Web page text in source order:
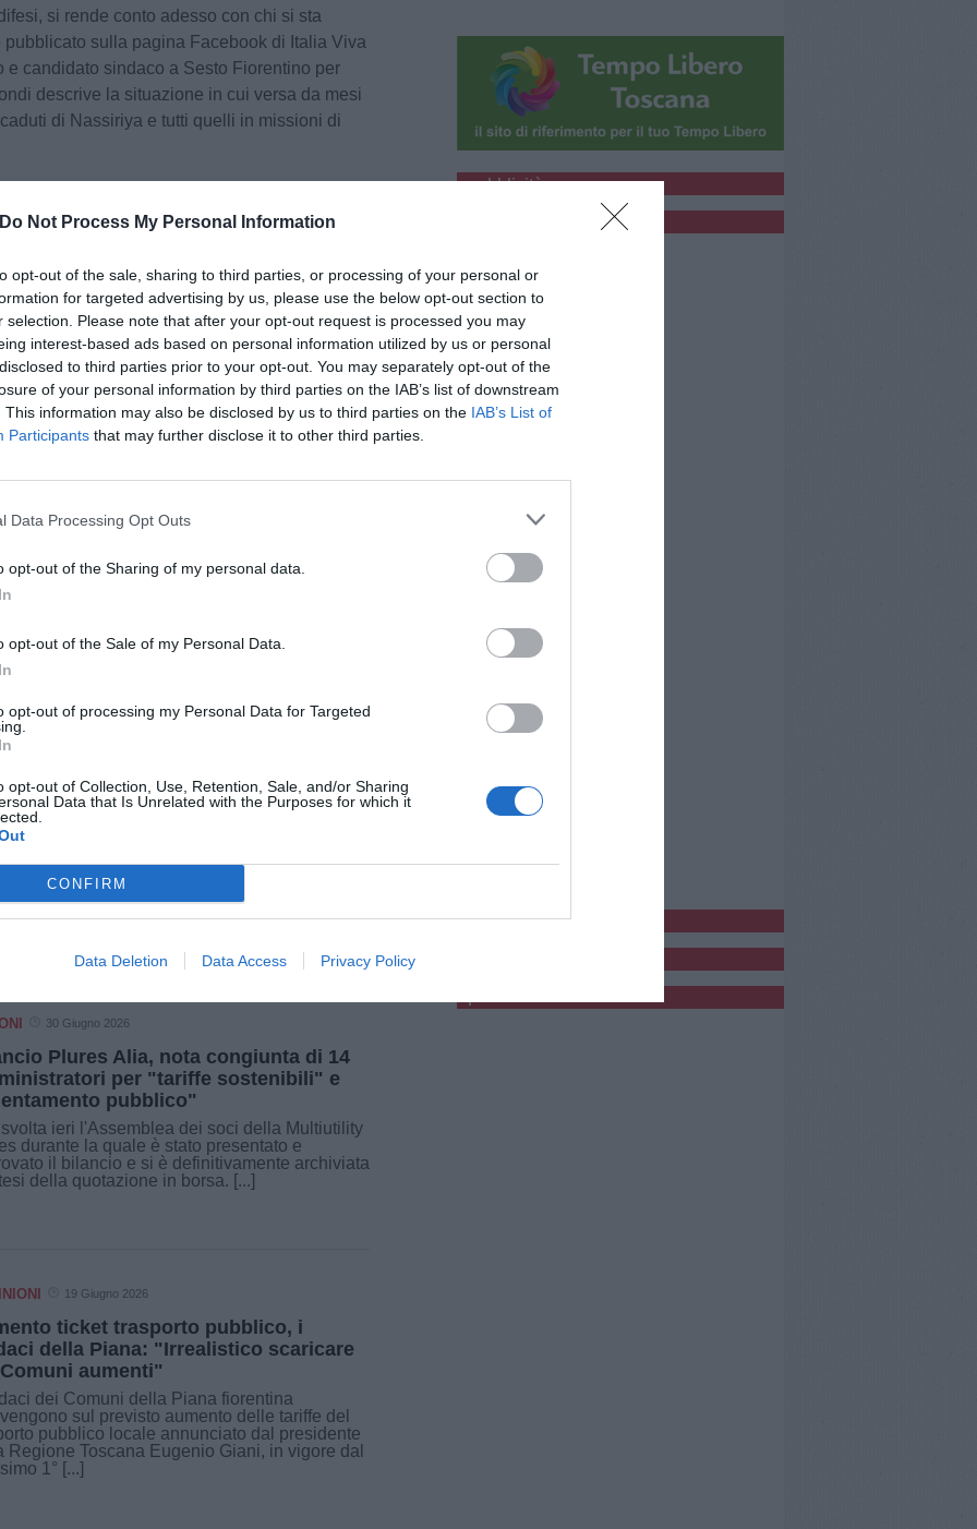
Do Not Process My Personal Information
opt-out of the sale, sharing to third parties, or processing of your personal or
for targeted advertising by us, please use the below opt-out section to
selection. Please note that after your opt-out request is processed you may
interest-based ads based on personal information utilized by us or personal
to third parties prior to your opt-out. You may separately opt-out of the
of your personal information by third parties on the IAB’s list of downstream
This information may also be disclosed by us to third parties on the IAB’s List of
Participants that may further disclose it to other third parties.
Data Processing Opt Outs
opt-out of the Sharing of my personal data.
opt-out of the Sale of my Personal Data.
opt-out of processing my Personal Data for Targeted
opt-out of Collection, Use, Retention, Sale, and/or Sharing
Data that Is Unrelated with the Purposes for which it
CONFIRM
Data Deletion Data Access Privacy Policy
si rende conto adesso con chi si sta
sulla pagina Facebook di Italia Viva
e candidato sindaco a Sesto Fiorentino per
descrive la situazione in cui versa da mesi
di Nassiriya e tutti quelli in missioni di
militari e civili nelle missioni di pace, voluta
del 12 novembre 2003, sia da mesi e
da transenne, cartelli, divieti, mentre la
e la targa quasi non si legge più?
ricordare degnamente i caduti italiani
orgoglioso vedere che tanti comuni
faccia la sua parte, stanno accogliendo i
giorni dai nostri militari. Persone che
nel loro paese in questo momento, magari
con la nostra missione di pace. Non mi
Sesto il monumento che ricorda chi è stato
ridotto così.
dice Sì" ha concluso Toccafondi.
Fonte: Ufficio stampa
OPINIONI
i sindaci: "Più costi ma tanti
di Campi Bisenzio, Calenzano e Sesto
Toscana Centro, che ha approvato i Piani
finanziari 2026-2029. La discussione,
30 Giugno 2026
Plures Alia, nota congiunta di 14
per "tariffe sostenibili" e
pubblico"
ieri l'Assemblea dei soci della Multiutility
durante la quale è stato presentato e
il bilancio e si è definitivamente archiviata
della quotazione in borsa. [...]
19 Giugno 2026
ticket trasporto pubblico, i
della Piana: "Irrealistico scaricare
aumenti"
dei Comuni della Piana fiorentina
sul previsto aumento delle tariffe del
pubblico locale annunciato dal presidente
Regione Toscana Eugenio Giani, in vigore dal
1° [...]
pubblicità
pubblicitàCl